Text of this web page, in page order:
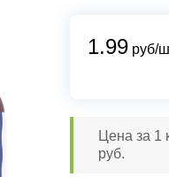
1.99 руб/
Цена за 1
руб.